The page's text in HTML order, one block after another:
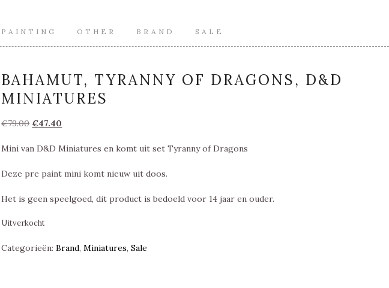
PAINTING OTHER BRAND SALE
BAHAMUT, TYRANNY OF DRAGONS, D&D
MINIATURES
€79.00 Oorspronkelijke
was:
€47.40
is:
Mini van D&D Miniatures en komt uit set Tyranny of Dragons
Deze pre paint mini komt nieuw uit doos.
Het is geen speelgoed, dit product is bedoeld voor 14 jaar en ouder.
Uitverkocht
Categorieën:Brand,Miniatures,Sale